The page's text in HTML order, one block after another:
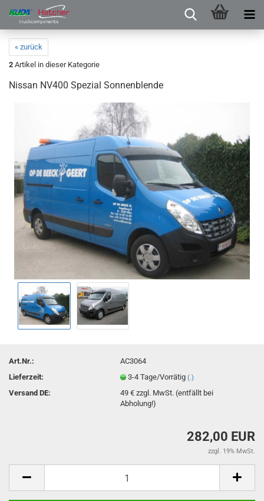
« zurück
2 Artikel in dieser Kategorie
Nissan NV400 Spezial Sonnenblende
Art.Nr.:
AC3064
Lieferzeit:
3-4 Tage/Vorrätig(.)
Versand DE:
49 € zzgl. MwSt. (entfällt bei
Abholung!)
282,00 EUR
zzgl. 19% MwSt.